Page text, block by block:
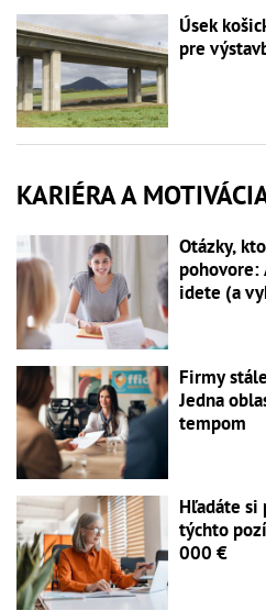
Úsek
pre
KARIÉRA A
Otázky,
pohovore:
idete (a
Firmy
Jedna
tempom
Hľadáte si
týchto
000 €